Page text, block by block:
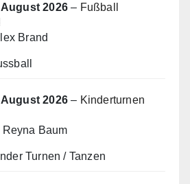
August 2026 – Fußball
Brand
August 2026 – Kinderturnen
Baum
Turnen / Tanzen